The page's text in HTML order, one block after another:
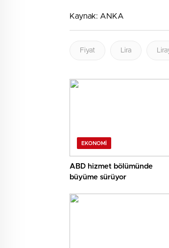
Kaynak: ANKA
Fiyat Lira
EKONOMI
ABD hizmet bölümünde
büyüme sürüyor